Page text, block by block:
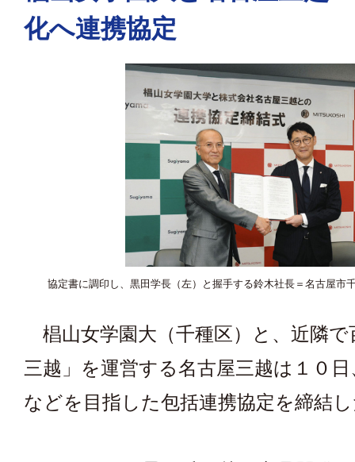
化へ連携協定
協定書に調印し、黒田学長（左）と握手する鈴木社長＝名古屋市
椙山女学園大（千種区）と、近隣で
三越」を運営する名古屋三越は１０
などを目指した包括連携協定を締結